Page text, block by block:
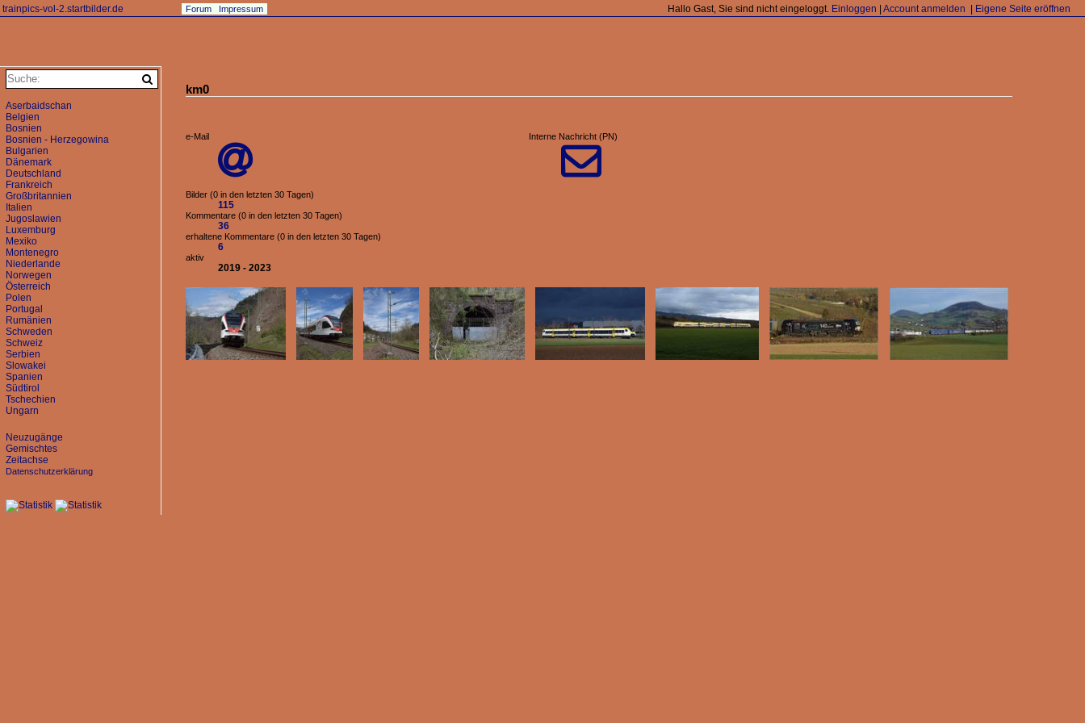
trainpics-vol-2.startbilder.de Hallo Gast, Sie sind nicht eingeloggt. Einloggen Account anmelden Eigene Seite eröffnen
Forum Impressum
km0
Interne Nachricht (PN)

e-Mail

Bilder (0 in den letzten 30 Tagen)
115
Kommentare (0 in den letzten 30 Tagen)
36
erhaltene Kommentare (0 in den letzten 30 Tagen)
6
aktiv
2019 - 2023
Aserbaidschan
Belgien
Bosnien
Bosnien - Herzegowina
Bulgarien
Dänemark
Deutschland
Frankreich
Großbritannien
Italien
Jugoslawien
Luxemburg
Mexiko
Montenegro
Niederlande
Norwegen
Österreich
Polen
Portugal
Rumänien
Schweden
Schweiz
Serbien
Slowakei
Spanien
Südtirol
Tschechien
Ungarn
Neuzugänge
Gemischtes
Zeitachse
Datenschutzerklärung